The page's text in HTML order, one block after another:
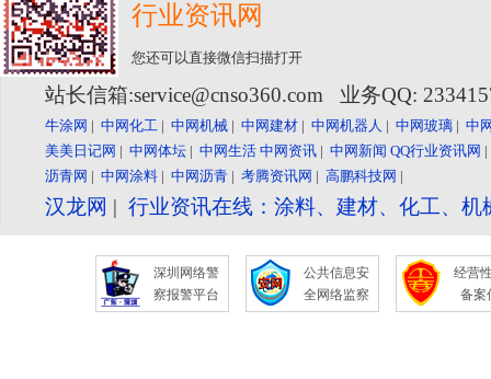
行业资讯网
您还可以直接微信扫描打开
站长信箱:service@cnso360.com 业务QQ:
牛涂网 | 中网化工 | 中网机械 | 中网建材 | 中网机器人 | 中网玻璃 | 中
美美日记网 | 中网体坛 | 中网生活 中网资讯 | 中网新闻 QQ行业资讯网
沥青网 | 中网涂料 | 中网沥青 | 考腾资讯网 | 高鹏科技网 |
汉龙网 | 行业资讯在线：涂料、建材、化工、
深圳网络警
察报警平台
公共信息安
全网络监察
经营
备案